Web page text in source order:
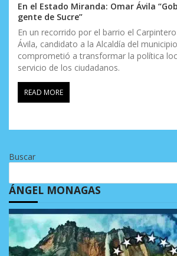
En el Estado Miranda: Omar Ávila
gente de Sucre”
En un recorrido por el barrio el
Ávila, candidato a la Alcaldía del
comprometió a transformar la política
servicio de los ciudadanos.
READ MORE
Buscar
ÁNGEL MONAGAS